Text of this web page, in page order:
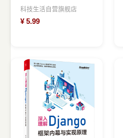
科技生活自营旗舰店
¥ 5.99